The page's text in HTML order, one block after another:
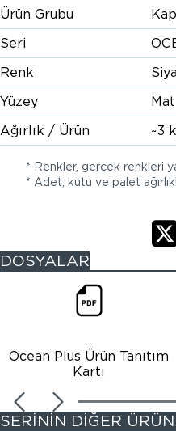
Ürün Grubu
Seri
Renk
Yüzey
Mat
Ağırlık / Ürün
~3
* Renkler, gerçek renkleri
* Adet, kutu ve palet
DOSYALAR
Ocean Plus Ürün Tanıtım
Kartı
SERİNİN DİĞER